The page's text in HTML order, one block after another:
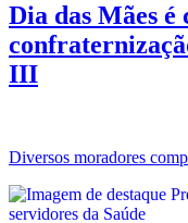
Dia das Mães é
III
Diversos moradores